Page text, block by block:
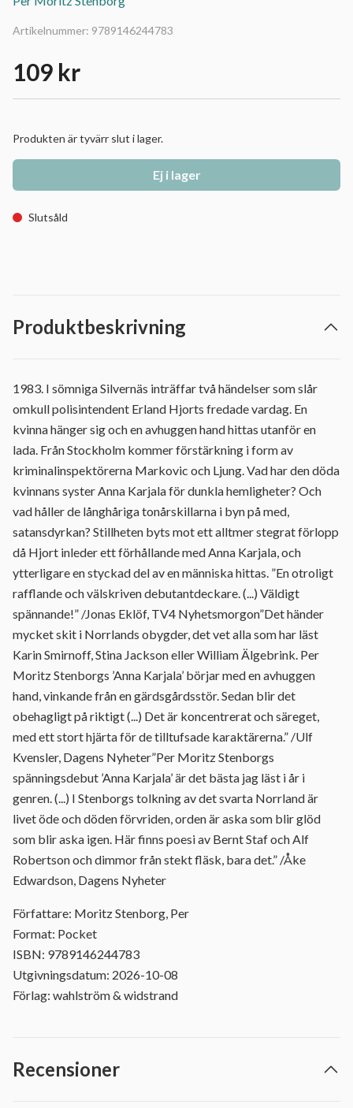
Artikelnummer: 9789146244783
109 kr
Produkten är tyvärr slut i lager.
Ej i lager
Slutsåld
Produktbeskrivning
1983. I sömniga Silvernäs inträffar två händelser som slår
omkull polisintendent Erland Hjorts fredade vardag. En
kvinna hänger sig och en avhuggen hand hittas utanför en
lada. Från Stockholm kommer förstärkning i form av
kriminalinspektörerna Markovic och Ljung. Vad har den döda
kvinnans syster Anna Karjala för dunkla hemligheter? Och
vad håller de långhåriga tonårskillarna i byn på med,
satansdyrkan? Stillheten byts mot ett alltmer stegrat förlopp
då Hjort inleder ett förhållande med Anna Karjala, och
ytterligare en styckad del av en människa hittas. ”En otroligt
rafflande och välskriven debutantdeckare. (...) Väldigt
spännande!” /Jonas Eklöf, TV4 Nyhetsmorgon”Det händer
mycket skit i Norrlands obygder, det vet alla som har läst
Karin Smirnoff, Stina Jackson eller William Älgebrink. Per
Moritz Stenborgs ’Anna Karjala’ börjar med en avhuggen
hand, vinkande från en gärdsgårdsstör. Sedan blir det
obehagligt på riktigt (...) Det är koncentrerat och säreget,
med ett stort hjärta för de tilltufsade karaktärerna.” /Ulf
Kvensler, Dagens Nyheter”Per Moritz Stenborgs
spänningsdebut ’Anna Karjala’ är det bästa jag läst i år i
genren. (...) I Stenborgs tolkning av det svarta Norrland är
livet öde och döden förvriden, orden är aska som blir glöd
som blir aska igen. Här finns poesi av Bernt Staf och Alf
Robertson och dimmor från stekt fläsk, bara det.” /Åke
Edwardson, Dagens Nyheter
Författare: Moritz Stenborg, Per
Format: Pocket
ISBN: 9789146244783
Utgivningsdatum: 2026-10-08
Förlag: wahlström & widstrand
Recensioner